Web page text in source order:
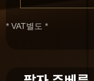
* VAT별도 *